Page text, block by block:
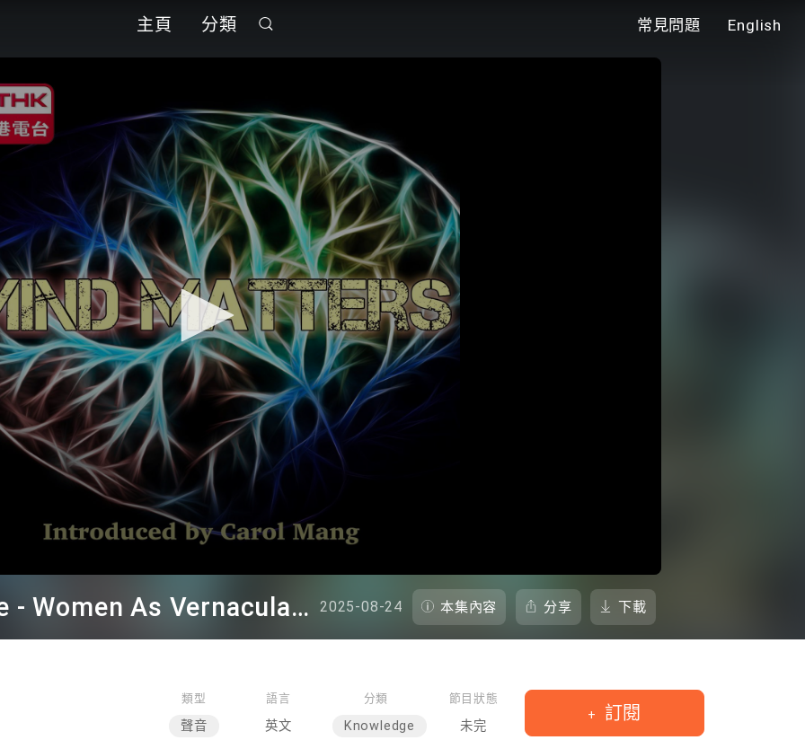
主頁 分類 常見問題 English
Professor Joan Judge - Women As Vernacular Knowers In China’s Long Republic (1894-1954): What We Can 2025-08-24 本集內容 分享 下載
類型
聲音
語言
英文
分類
Knowledge
節目狀態
未完
訂閱